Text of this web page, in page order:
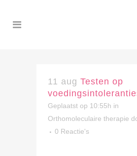
11 aug Testen op
Geplaatst op 10:55h in
Orthomoleculaire therapie
0 Reactie's